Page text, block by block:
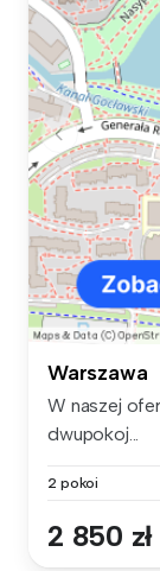
Warszawa
W naszej
dwupokoj...
2 pokoi
2 850 zł